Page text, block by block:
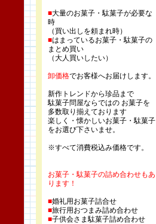
■大量のお菓子・駄菓子が必要な
時
（買い出しを頼まれ時）
■はまっているお菓子・駄菓子の
まとめ買い
（大人買いしたい）
卸価格でお客様へお届けします。
新作トレンドから珍品まで
駄菓子問屋ならではの お菓子を
多数取り揃えております
楽しく・懐かしいお菓子・駄菓子
をお選び下さいませ。
※すべて消費税込み価格です。
お菓子・駄菓子の詰め合わせもあ
ります！
■婚礼用お菓子詰合せ
■旅行用おつまみ詰め合わせ
■子供会さま駄菓子詰め合わせ